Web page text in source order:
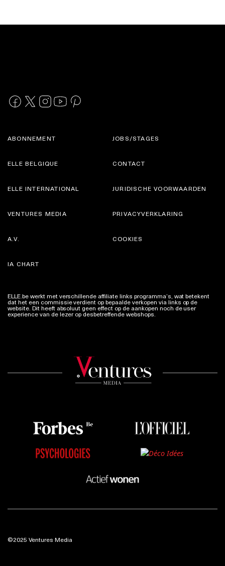
ABONNEMENT
ELLE BELGIQUE
JOBS/STAGES
CONTACT
ELLE INTERNATIONAL
VENTURES MEDIA
JURIDISCHE VOORWAARDEN
PRIVACYVERKLARING
A.V.
IA CHART
COOKIES
ELLE.be werkt met verschillende affiliate links programma’s, wat betekent
dat het een commissie verdient op bepaalde verkopen via links op de
website. Dit heeft absoluut geen effect op de aankopen noch de user
experience van de lezer op desbetreffende webshops.
©2025 Ventures Media